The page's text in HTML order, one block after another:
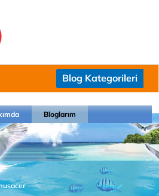
Blog Kategorileri
Bloglarım